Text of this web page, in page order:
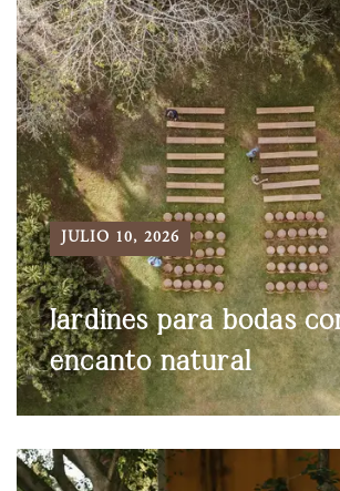
JULIO 10, 2026
Jardines para bodas
encanto natural